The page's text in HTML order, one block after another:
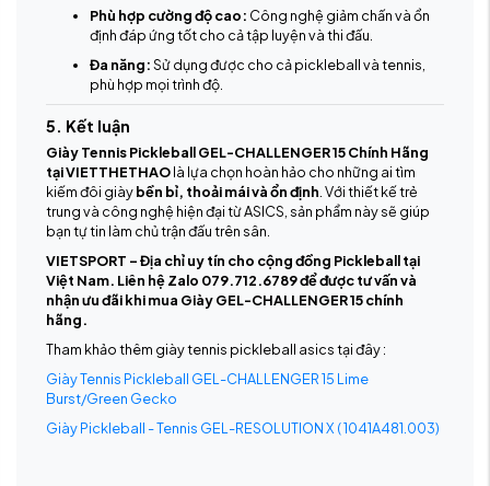
Phù hợp cường độ cao: Công nghệ giảm chấn và ổn
định đáp ứng tốt cho cả tập luyện và thi đấu.
Đa năng:Sử dụng được cho cả pickleball và tennis,
phù hợp mọi trình độ.
5. Kết luận
Giày Tennis Pickleball GEL-CHALLENGER 15 Chính Hãng
tại VIETTHETHAOlà lựa chọn hoàn hảo cho những ai tìm
kiếm đôi giàybền bỉ, thoải mái và ổn định . Với thiết kế trẻ
trung và công nghệ hiện đại từ ASICS, sản phẩm này sẽ giúp
bạn tự tin làm chủ trận đấu trên sân.
VIETSPORT – Địa chỉ uy tín cho cộng đồng Pickleball tại
Việt Nam. Liên hệ Zalo 079.712.6789 để được tư vấn và
nhận ưu đãi khi mua Giày GEL-CHALLENGER 15 chính
hãng.
Tham khảo thêm giày tennis pickleball asics tại đây :
Giày Tennis Pickleball GEL-CHALLENGER 15 Lime
Burst/Green Gecko
Giày Pickleball - Tennis GEL-RESOLUTION X ( 1041A481.003)